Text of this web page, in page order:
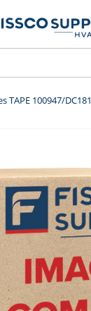
TAPE 100947/